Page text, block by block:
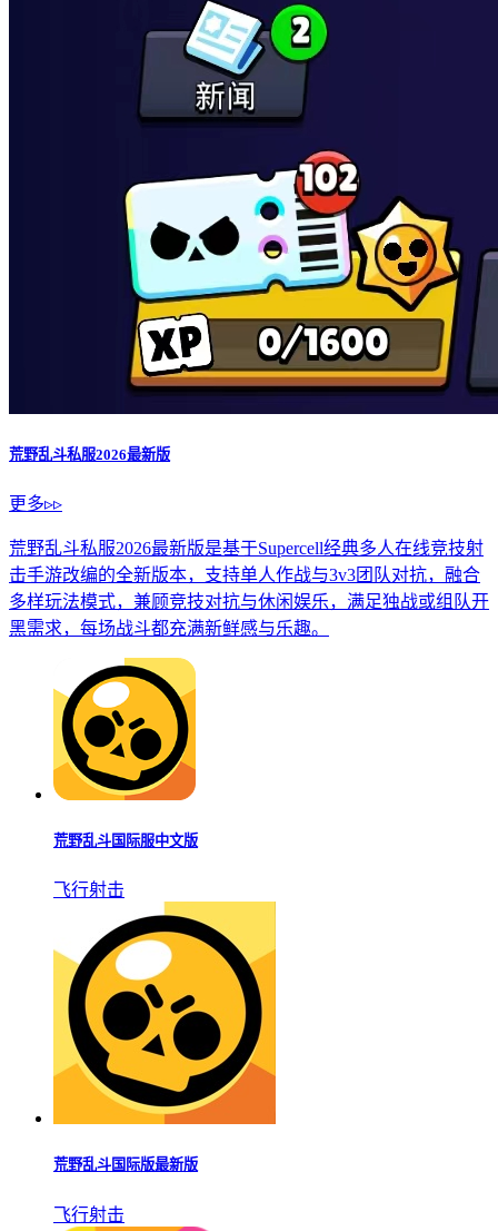
荒野乱斗私服2026最新版
更多▹▹
荒野乱斗私服2026最新版是基于Supercell经典多人在线竞技射
击手游改编的全新版本，支持单人作战与3v3团队对抗，融合
多样玩法模式，兼顾竞技对抗与休闲娱乐，满足独战或组队开
黑需求，每场战斗都充满新鲜感与乐趣。
荒野乱斗国际服中文版
飞行射击
荒野乱斗国际版最新版
飞行射击